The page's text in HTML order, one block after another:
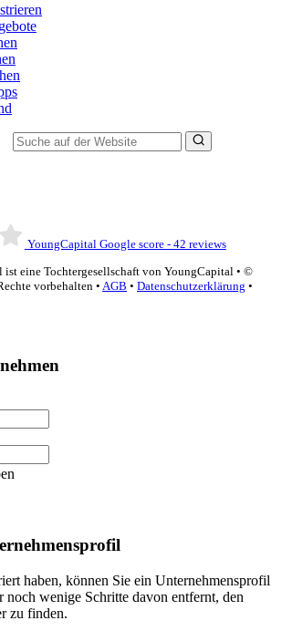
YoungCapital Google score - 42 reviews
ist eine Tochtergesellschaft von YoungCapital • ©
vorbehalten • AGB • Datenschutzerklärung •
haben, können Sie ein Unternehmensprofil
noch wenige Schritte davon entfernt, den
zu finden.